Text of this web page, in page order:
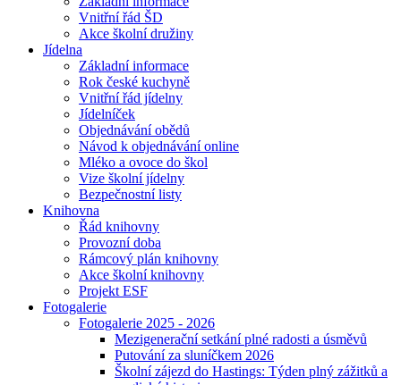
Vnitřní řád ŠD
Akce školní družiny
Jídelna
Základní informace
Rok české kuchyně
Vnitřní řád jídelny
Jídelníček
Objednávání obědů
Návod k objednávání online
Mléko a ovoce do škol
Vize školní jídelny
Bezpečnostní listy
Knihovna
Řád knihovny
Provozní doba
Rámcový plán knihovny
Akce školní knihovny
Projekt ESF
Fotogalerie
Fotogalerie 2025 - 2026
Mezigenerační setkání plné radosti a úsměvů
Putování za sluníčkem 2026
Školní zájezd do Hastings: Týden plný zážitků a